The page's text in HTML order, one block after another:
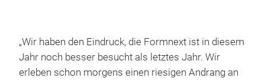
„Wir haben den Eindruck, die Formnext ist in diesem
Jahr noch besser besucht als letztes Jahr. Wir
erleben schon morgens einen riesigen Andrang an